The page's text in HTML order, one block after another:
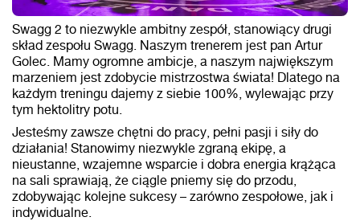
Swagg 2 to niezwykle ambitny zespół, stanowiący drugi
skład zespołu Swagg. Naszym trenerem jest pan Artur
Golec. Mamy ogromne ambicje, a naszym największym
marzeniem jest zdobycie mistrzostwa świata! Dlatego na
każdym treningu dajemy z siebie 100%, wylewając przy
tym hektolitry potu.
Jesteśmy zawsze chętni do pracy, pełni pasji i siły do
działania! Stanowimy niezwykle zgraną ekipę, a
nieustanne, wzajemne wsparcie i dobra energia krążąca
na sali sprawiają, że ciągle pniemy się do przodu,
zdobywając kolejne sukcesy – zarówno zespołowe, jak i
indywidualne.